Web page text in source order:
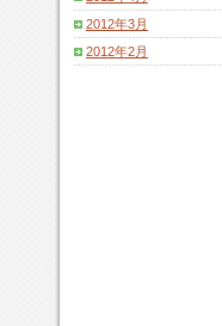
2012年3月
2012年2月